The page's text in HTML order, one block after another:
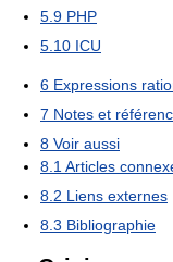
5.9 PHP
5.10 ICU
6 Expressions
7 Notes et
8 Voir aussi
8.1 Articles
8.2 Liens externes
8.3 Bibliographie